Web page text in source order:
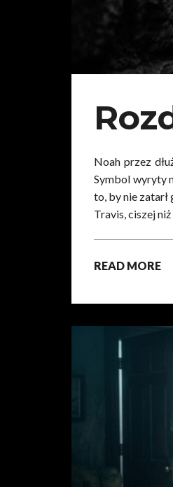
Noah przez
Symbol wyryty
to, by nie zatarł
Travis, ciszej
READ MORE